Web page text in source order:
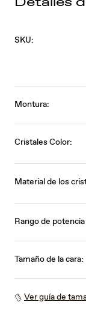
SKU:
Montura:
Cristales Color:
Material de los
Rango de potencia
Tamaño de la cara:
Ver guía de